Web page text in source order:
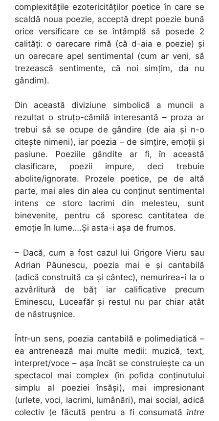
complexitățile ezotericităților poetice în care se
scaldă noua poezie, acceptă drept poezie bună
orice versificare ce se întâmplă să posede 2
calități: o oarecare rimă (că d-aia e poezie) și
un oarecare apel sentimental (cum ar veni, să
trezească sentimente, că noi simțim, da nu
gândim).
Din această diviziune simbolică a muncii a
rezultat o struțo-cămilă interesantă – proza ar
trebui să se ocupe de gândire (de aia și n-o
citește nimeni), iar poezia – de simțire, emoții și
pasiune. Poeziile gândite ar fi, în această
clasificare, poezii impure, deci trebuie
abolite/ignorate. Prozele poetice, pe de altă
parte, mai ales din alea cu conținut sentimental
intens ce storc lacrimi din melesteu, sunt
binevenite, pentru că sporesc cantitatea de
emoție în lume….Și asta-i așa de frumos.
– Dacă, cum a fost cazul lui Grigore Vieru sau
Adrian Păunescu, poezia mai e și cantabilă
(adică construită ca și cântec), nemurirea-i la o
azvârlitură de băț iar calificative precum
Eminescu, Luceafăr și restul nu par chiar atât
de năstrușnice.
Într-un sens, poezia cantabilă e polimediatică –
ea antrenează mai multe medii: muzică, text,
interpret/voce – așa încât se construiește ca un
spectacol mai complex (în pofida conținutului
simplu al poeziei însăși), mai impresionant
(urlete, voci, lacrimi, lumânări), mai social, adică
colectiv (e făcută pentru a fi consumată între